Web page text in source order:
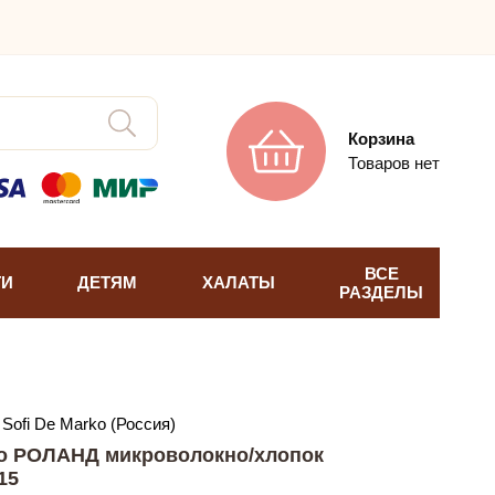
Корзина
Товаров нет
ДЕТЯМ ХАЛАТЫ
ВСЕ
РАЗДЕЛЫ
Sofi De Marko (Россия)
РОЛАНД микроволокно/хлопок